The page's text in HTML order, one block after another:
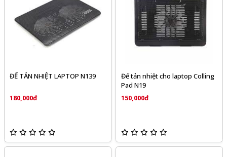
ĐẾ TẢN NHIỆT LAPTOP N139
180,000đ
Đế tản nhiệt cho laptop Colling
Pad N19
150,000đ